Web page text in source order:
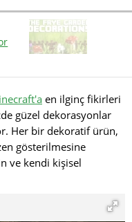
en ilginç fikirleri
güzel dekorasyonlar
Her bir dekoratif ürün,
gösterilmesine
ve kendi kişisel